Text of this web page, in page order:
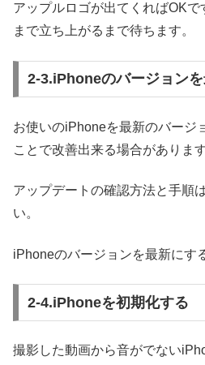
アップルロゴが出てくればOK
まで立ち上がるまで待ちます。
2-3.iPhoneのバージョン
お使いのiPhoneを最新のバージ
ことで改善出来る場合があります
アップデートの確認方法と手順
い。
iPhoneのバージョンを最新にす
2-4.iPhoneを初期化する
撮影した動画から音がでない